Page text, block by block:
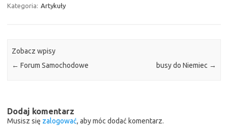
Kategoria: Artykuły
Zobacz wpisy
← Forum Samochodowe busy do Niemiec →
Dodaj komentarz
Musisz się zalogować, aby móc dodać komentarz.